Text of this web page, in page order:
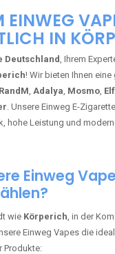
EINWEG
IN
Deutschland, Ihrem
! Wir bieten Ihnen
RandM, Adalya, Mosmo,
. Unsere Einweg E-
hohe Leistung und
Einweg
wie Körperich, in der
Einweg Vapes die
Produkte: